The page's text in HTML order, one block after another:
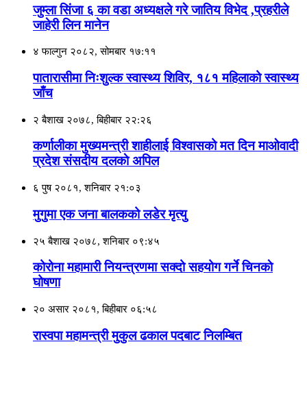
जुम्ला सिंजा ६ का वडा अध्यक्षले गरे जातिय विभेद ,प्रहरीले
जाहेरी लिन मानेन
४ फाल्गुन २०८२, सोमबार १७:११
पातारासीमा निःशुल्क स्वास्थ्य शिविर, १८१ महिलाको स्वास्थ्य
जाँच
२ बैशाख २०७८, बिहीबार २२:२६
कर्णालीका मुख्यमन्त्री शाहीलाई विश्वासको मत दिन माओवादी
प्रदेश संसदीय दलकाे अपिल
६ पुष २०८१, शनिबार २१:०३
मुगुमा एक जना बालकको लडेर मृत्यु
२५ बैशाख २०७८, शनिबार ०९:४५
कोरोना महामारी नियन्त्रणमा सक्दो सहयोग गर्ने चिनकाे
घोषणा
२० असार २०८१, बिहीबार ०६:५८
रास्वपा महामन्त्री मुकुल ढकाल पदबाट निलम्बित